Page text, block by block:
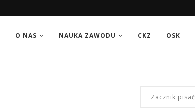
O NAS NAUKA ZAWODU CKZ OSK